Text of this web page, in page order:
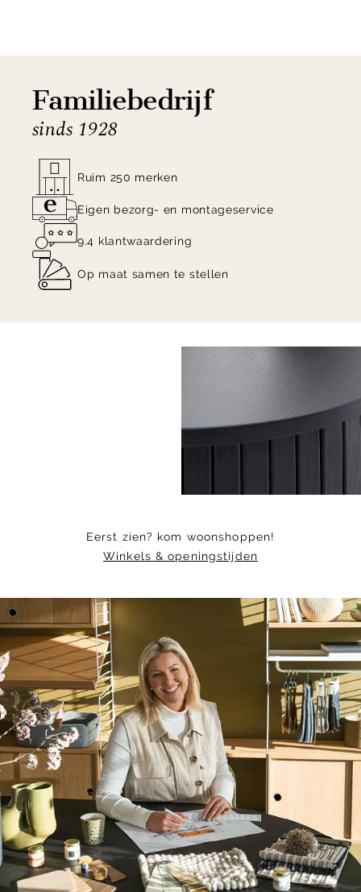
Familiebedrijf
sinds 1928
Ruim 250 merken
Eigen bezorg- en montageservice
9.4 klantwaardering
Op maat samen te stellen
Eerst zien? kom woonshoppen!
Winkels & openingstijden